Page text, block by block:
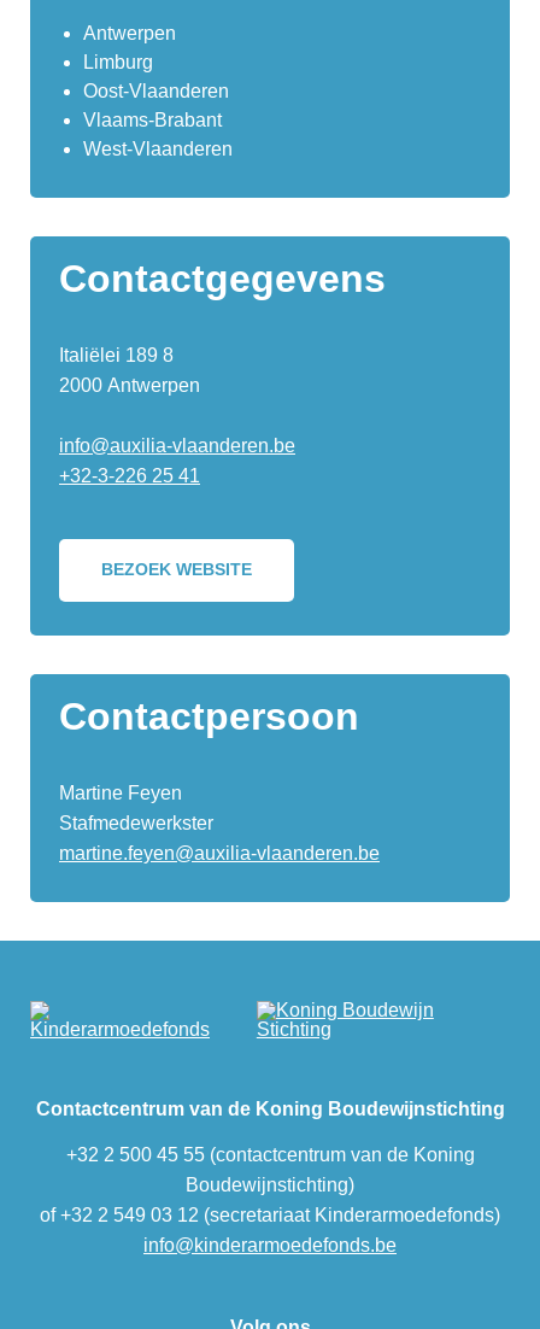
Antwerpen
Limburg
Oost-Vlaanderen
Vlaams-Brabant
West-Vlaanderen
Contactgegevens
Italiëlei 189 8
2000 Antwerpen
info@auxilia-vlaanderen.be
+32-3-226 25 41
BEZOEK WEBSITE
Contactpersoon
Martine Feyen
Stafmedewerkster
martine.feyen@auxilia-vlaanderen.be
Contactcentrum van de Koning Boudewijnstichting
+32 2 500 45 55 (contactcentrum van de Koning
Boudewijnstichting)
of +32 2 549 03 12 (secretariaat Kinderarmoedefonds)
info@kinderarmoedefonds.be